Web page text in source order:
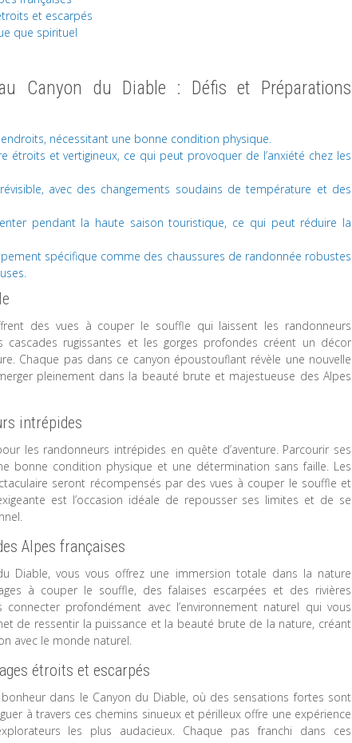
et escarpés
que spirituel
Canyon du Diable : Défis et Préparations
nécessitant une bonne condition physique.
étroits et vertigineux, ce qui peut provoquer de l’anxiété chez les
avec des changements soudains de température et des
pendant la haute saison touristique, ce qui peut réduire la
spécifique comme des chaussures de randonnée robustes
des vues à couper le souffle qui laissent les randonneurs
rugissantes et les gorges profondes créent un décor
Chaque pas dans ce canyon époustouflant révèle une nouvelle
pleinement dans la beauté brute et majestueuse des Alpes
intrépides
les randonneurs intrépides en quête d’aventure. Parcourir ses
bonne condition physique et une détermination sans faille. Les
seront récompensés par des vues à couper le souffle et
est l’occasion idéale de repousser ses limites et de se
Alpes françaises
Diable, vous vous offrez une immersion totale dans la nature
à couper le souffle, des falaises escarpées et des rivières
profondément avec l’environnement naturel qui vous
de ressentir la puissance et la beauté brute de la nature, créant
avec le monde naturel.
étroits et escarpés
dans le Canyon du Diable, où des sensations fortes sont
à travers ces chemins sinueux et périlleux offre une expérience
les plus audacieux. Chaque pas franchi dans ces